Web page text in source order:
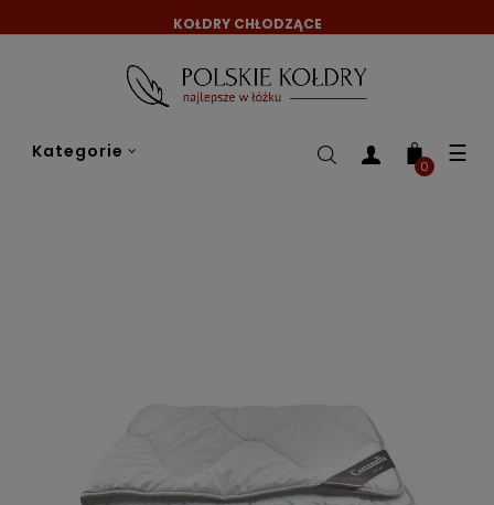
KOŁDRY CHŁODZĄCE
Kategorie ☰
0